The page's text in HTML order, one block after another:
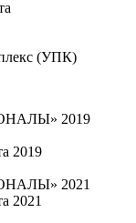
(УПК)
2019
2019
2021
2021